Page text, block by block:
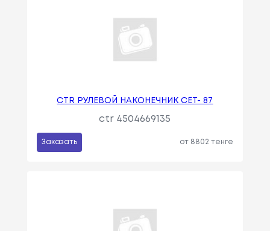
CTR РУЛЕВОЙ НАКОНЕЧНИК CET- 87
ctr 4504669135
Заказать от 8802 тенге